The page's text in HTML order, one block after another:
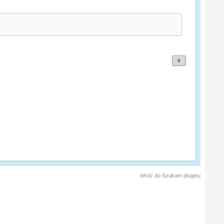
0
Wróć do Szukam pluginu